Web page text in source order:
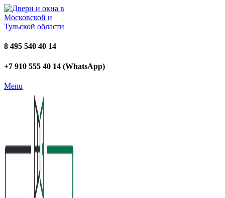
8 495 540 40 14
+7 910 555 40 14 (WhatsApp)
Menu